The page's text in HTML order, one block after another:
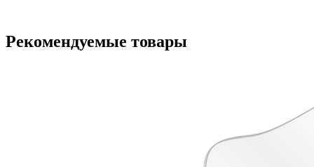
Рекомендуемые товары